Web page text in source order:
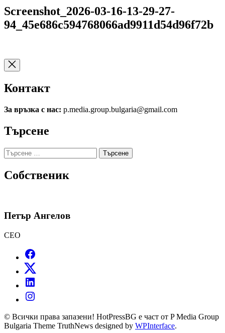
Screenshot_2026-03-16-13-29-27-
94_45e686c594768066ad9911d54d96f72b
Контакт
За връзка с нас: p.media.group.bulgaria@gmail.com
Търсене
Търсене
за:
Собственик
Петър Ангелов
CEO
© Всички права запазени! HotPressBG е част от P Media Group
Bulgaria Theme TruthNews designed by WPInterface.